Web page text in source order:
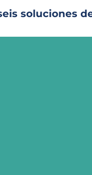
soluciones